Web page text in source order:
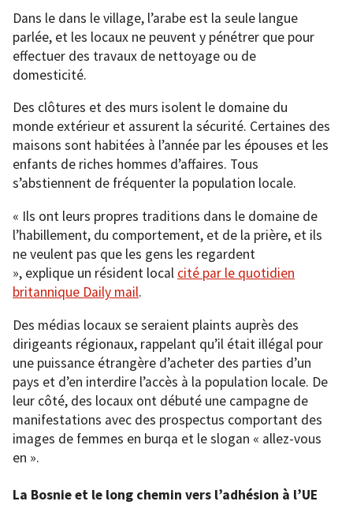
Dans le dans le village, l’arabe est la seule langue
parlée, et les locaux ne peuvent y pénétrer que pour
effectuer des travaux de nettoyage ou de
domesticité.
Des clôtures et des murs isolent le domaine du
monde extérieur et assurent la sécurité. Certaines des
maisons sont habitées à l’année par les épouses et les
enfants de riches hommes d’affaires. Tous
s’abstiennent de fréquenter la population locale.
« Ils ont leurs propres traditions dans le domaine de
l’habillement, du comportement, et de la prière, et ils
ne veulent pas que les gens les regardent
», explique un résident local cité par le quotidien
britannique Daily mail.
Des médias locaux se seraient plaints auprès des
dirigeants régionaux, rappelant qu’il était illégal pour
une puissance étrangère d’acheter des parties d’un
pays et d’en interdire l’accès à la population locale. De
leur côté, des locaux ont débuté une campagne de
manifestations avec des prospectus comportant des
images de femmes en burqa et le slogan « allez-vous
en ».
La Bosnie et le long chemin vers l’adhésion à l’UE